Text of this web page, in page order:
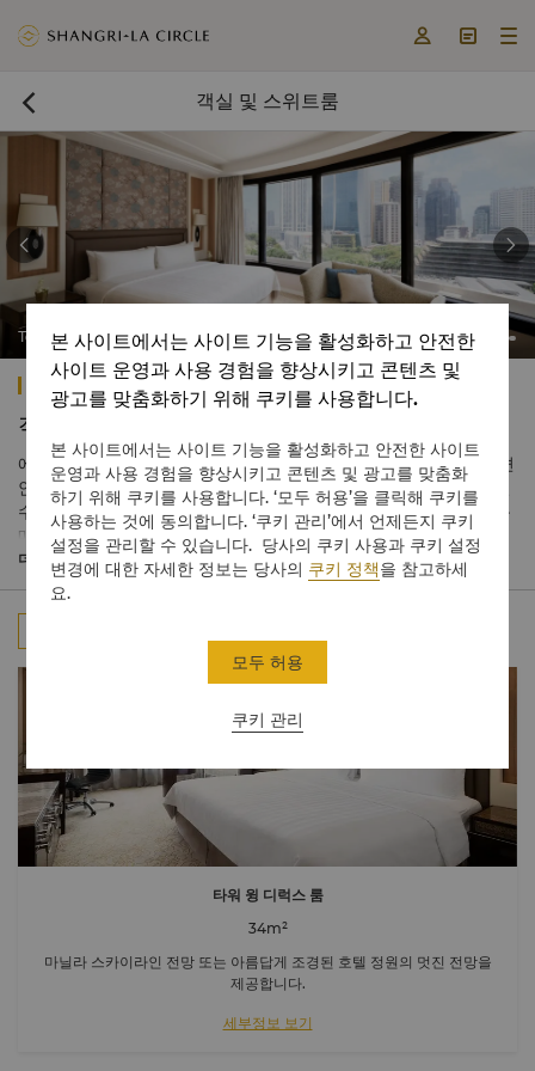
  
 객실 및 스위트룸
Tower Wing Premier Room
 
에드사 샹그릴라 마닐라
객실 및 스위트
에드사 샹그릴라에서 숙박하면 샹그릴라에서 자랑하는 럭셔리한 편
안함과 마음을 다하는 서비스, 높은 수준의 안전과 보안을 경험하실
수 있습니다. 도시적인 분위기의 세련된 타워 윙과 열대의 싱그러운
매력으로 가득한 가든 윙에 총 631개의 객실과 스위트룸이 있습니
다.
더 보기
타워 윙 디럭스 룸
34m²
마닐라 스카이라인 전망 또는 아름답게 조경된 호텔 정원의 멋진 전망을
제공합니다.
세부정보 보기
본 사이트에서는 사이트 기능을 활성화하고 안전한
사이트 운영과 사용 경험을 향상시키고 콘텐츠 및
광고를 맞춤화하기 위해 쿠키를 사용합니다.
본 사이트에서는 사이트 기능을 활성화하고 안전한 사이트
운영과 사용 경험을 향상시키고 콘텐츠 및 광고를 맞춤화
하기 위해 쿠키를 사용합니다. ‘모두 허용’을 클릭해 쿠키를
사용하는 것에 동의합니다. ‘쿠키 관리’에서 언제든지 쿠키
설정을 관리할 수 있습니다. 당사의 쿠키 사용과 쿠키 설정
변경에 대한 자세한 정보는 당사의 쿠키 정책을 참고하세
요.
쿠키 관리
모두 허용